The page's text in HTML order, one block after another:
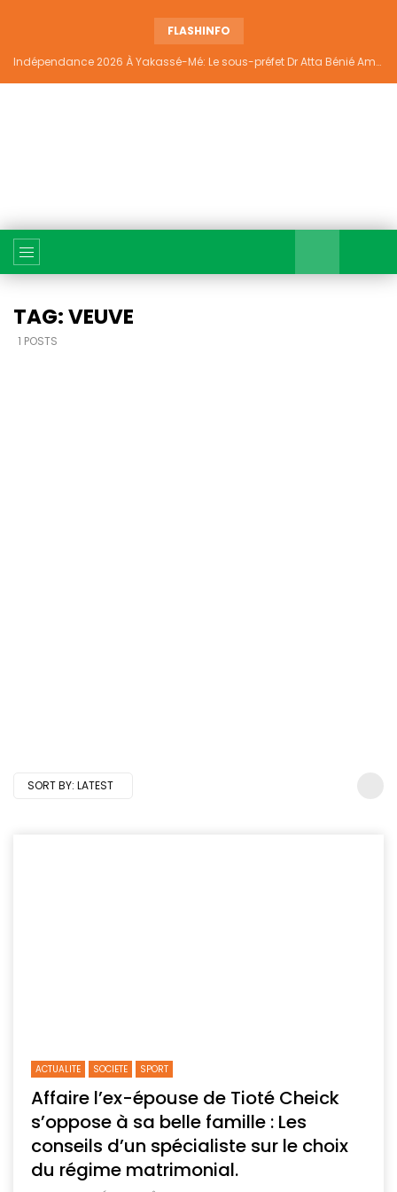
FLASHINFO
Indépendance 2026 À Yakassé-Mé: Le sous-préfet Dr Atta Bénié Amédé appelle à l’unité, à la sécurité et au développement
TAG: VEUVE
1 POSTS
SORT BY: LATEST
ACTUALITE SOCIETE SPORT
Affaire l’ex-épouse de Tioté Cheick
s’oppose à sa belle famille : Les
conseils d’un spécialiste sur le choix
du régime matrimonial.